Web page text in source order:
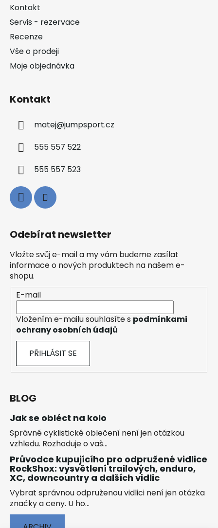
Kontakt
Servis - rezervace
Recenze
Vše o prodeji
Moje objednávka
Kontakt
matej@jumpsport.cz
555 557 522
555 557 523
Odebírat newsletter
Vložte svůj e-mail a my vám budeme zasílat
informace o nových produktech na našem e-
shopu.
E-mail
Vložením e-mailu souhlasíte s podmínkami
ochrany osobních údajů
PŘIHLÁSIT SE
BLOG
Jak se obléct na kolo
Správné cyklistické oblečení není jen otázkou
vzhledu. Rozhoduje o vaš...
Průvodce kupujícího pro odpružené vidlice
RockShox: vysvětlení trailových, enduro,
XC, downcountry a dalších vidlic
Vybrat správnou odpruženou vidlici není jen otázka
značky a ceny. U ho...